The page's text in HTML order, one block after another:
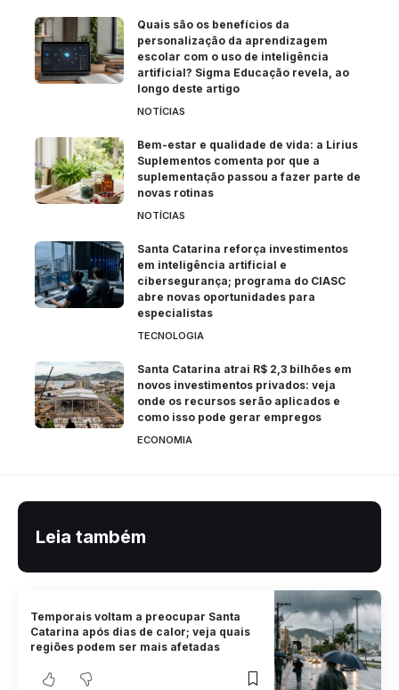
Quais são os benefícios da
personalização da aprendizagem
escolar com o uso de inteligência
artificial? Sigma Educação revela, ao
longo deste artigo
NOTÍCIAS
Bem-estar e qualidade de vida: a Lirius
Suplementos comenta por que a
suplementação passou a fazer parte de
novas rotinas
NOTÍCIAS
Santa Catarina reforça investimentos
em inteligência artificial e
cibersegurança; programa do CIASC
abre novas oportunidades para
especialistas
TECNOLOGIA
Santa Catarina atrai R$ 2,3 bilhões em
novos investimentos privados: veja
onde os recursos serão aplicados e
como isso pode gerar empregos
ECONOMIA
Leia também
Temporais voltam a preocupar Santa
Catarina após dias de calor; veja quais
regiões podem ser mais afetadas